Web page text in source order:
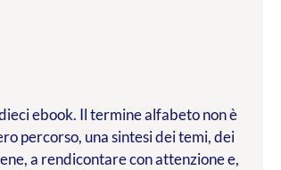
ebook. Il termine alfabeto non è
percorso, una sintesi dei temi, dei
a rendicontare con attenzione e,